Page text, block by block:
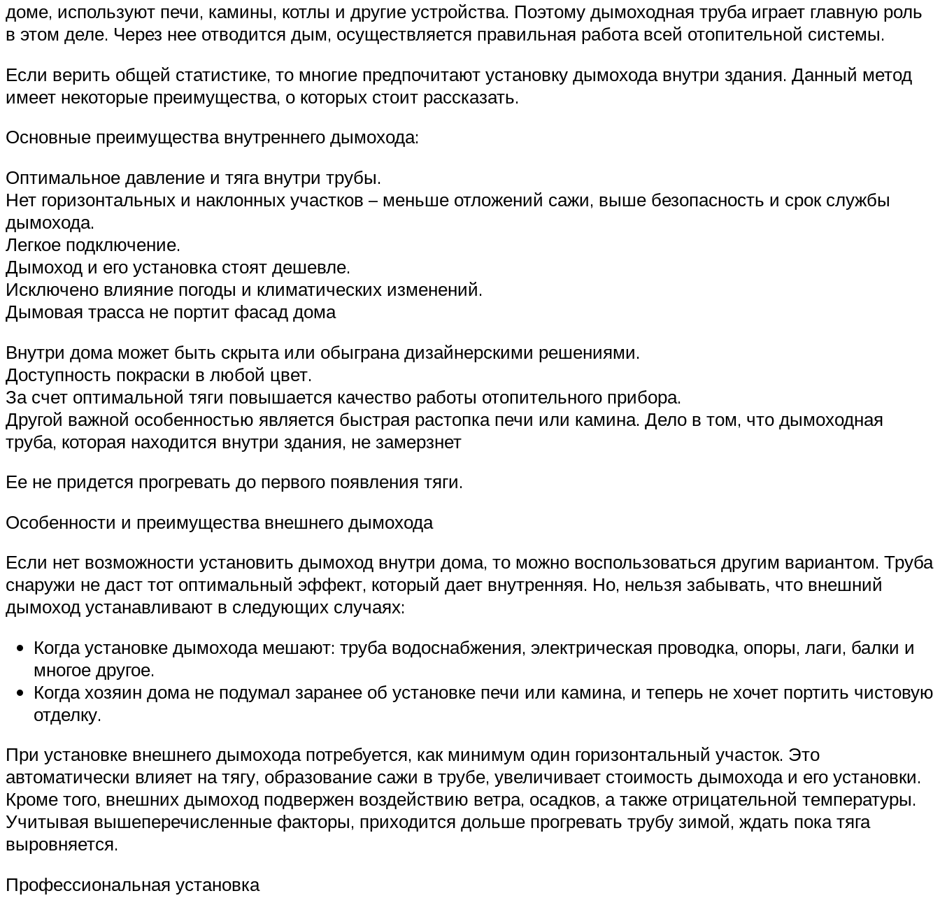
доме, используют печи, камины, котлы и другие устройства. Поэтому дымоходная труба играет главную роль
в этом деле. Через нее отводится дым, осуществляется правильная работа всей отопительной системы.
Если верить общей статистике, то многие предпочитают установку дымохода внутри здания. Данный метод
имеет некоторые преимущества, о которых стоит рассказать.
Основные преимущества внутреннего дымохода:
Оптимальное давление и тяга внутри трубы.
Нет горизонтальных и наклонных участков – меньше отложений сажи, выше безопасность и срок службы
дымохода.
Легкое подключение.
Дымоход и его установка стоят дешевле.
Исключено влияние погоды и климатических изменений.
Дымовая трасса не портит фасад дома
Внутри дома может быть скрыта или обыграна дизайнерскими решениями.
Доступность покраски в любой цвет.
За счет оптимальной тяги повышается качество работы отопительного прибора.
Другой важной особенностью является быстрая растопка печи или камина. Дело в том, что дымоходная
труба, которая находится внутри здания, не замерзнет
Ее не придется прогревать до первого появления тяги.
Особенности и преимущества внешнего дымохода
Если нет возможности установить дымоход внутри дома, то можно воспользоваться другим вариантом. Труба
снаружи не даст тот оптимальный эффект, который дает внутренняя. Но, нельзя забывать, что внешний
дымоход устанавливают в следующих случаях:
Когда установке дымохода мешают: труба водоснабжения, электрическая проводка, опоры, лаги, балки и
многое другое.
Когда хозяин дома не подумал заранее об установке печи или камина, и теперь не хочет портить чистовую
отделку.
При установке внешнего дымохода потребуется, как минимум один горизонтальный участок. Это
автоматически влияет на тягу, образование сажи в трубе, увеличивает стоимость дымохода и его установки.
Кроме того, внешних дымоход подвержен воздействию ветра, осадков, а также отрицательной температуры.
Учитывая вышеперечисленные факторы, приходится дольше прогревать трубу зимой, ждать пока тяга
выровняется.
Профессиональная установка